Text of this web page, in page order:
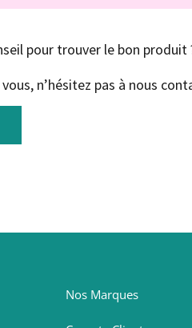
pour trouver le bon produit
n’hésitez pas à nous
Nos Marques